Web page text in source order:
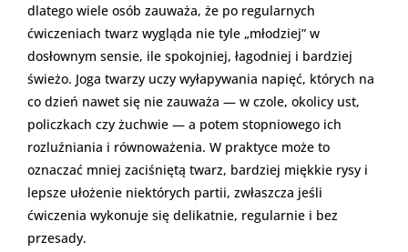
dlatego wiele osób zauważa, że po regularnych
ćwiczeniach twarz wygląda nie tyle „młodziej” w
dosłownym sensie, ile spokojniej, łagodniej i bardziej
świeżo. Joga twarzy uczy wyłapywania napięć, których na
co dzień nawet się nie zauważa — w czole, okolicy ust,
policzkach czy żuchwie — a potem stopniowego ich
rozluźniania i równoważenia. W praktyce może to
oznaczać mniej zaciśniętą twarz, bardziej miękkie rysy i
lepsze ułożenie niektórych partii, zwłaszcza jeśli
ćwiczenia wykonuje się delikatnie, regularnie i bez
przesady.